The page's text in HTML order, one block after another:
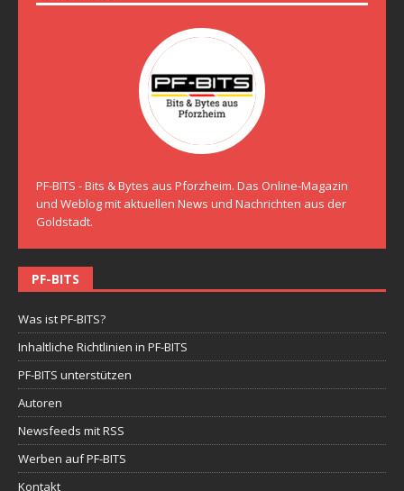
PF-BITS - Bits & Bytes aus Pforzheim. Das Online-Magazin
und Weblog mit aktuellen News und Nachrichten aus der
Goldstadt.
PF-BITS
Was ist PF-BITS?
Inhaltliche Richtlinien in PF-BITS
PF-BITS unterstützen
Autoren
Newsfeeds mit RSS
Werben auf PF-BITS
Kontakt